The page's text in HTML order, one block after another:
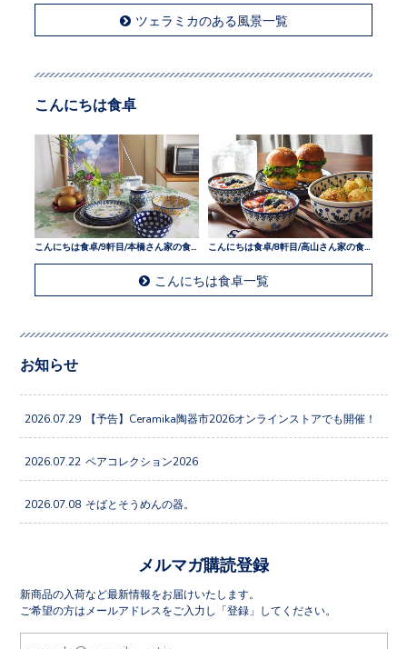
ツェラミカのある風景一覧
こんにちは食卓
こんにちは食卓/9軒目/本橋さん家の食卓
こんにちは食卓一覧
お知らせ
2026.07.29 【予告】Ceramika陶器市2026オンラインストアでも開催！
2026.07.22 ペアコレクション2026
2026.07.08 そばとそうめんの器。
メルマガ購読登録
新商品の入荷など最新情報をお届けいたします。
ご希望の方はメールアドレスをご入力し「登録」してください。